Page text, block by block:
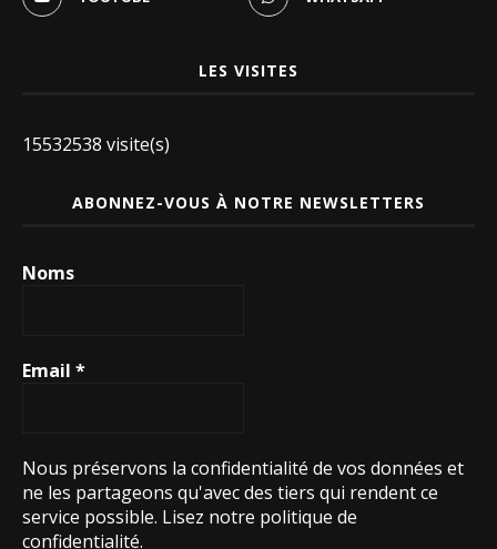
LES VISITES
15532538 visite(s)
ABONNEZ-VOUS À NOTRE NEWSLETTERS
Noms
Email *
Nous préservons la confidentialité de vos données et
ne les partageons qu'avec des tiers qui rendent ce
service possible. Lisez notre politique de
confidentialité.